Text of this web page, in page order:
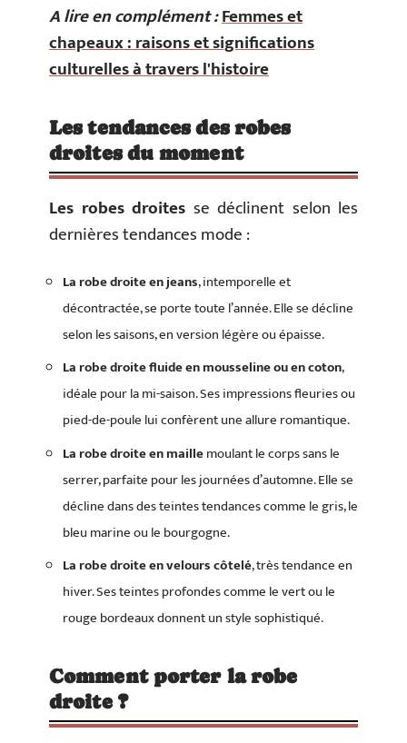
A lire en complément :Femmes et
chapeaux : raisons et significations
culturelles à travers l'histoire
Les tendances des robes
droites du moment
Les robes droites se déclinent selon les
dernières tendances mode :
La robe droite en jeans, intemporelle et
décontractée, se porte toute l’année. Elle se décline
selon les saisons, en version légère ou épaisse.
La robe droite fluide en mousseline ou en coton,
idéale pour la mi-saison. Ses impressions fleuries ou
pied-de-poule lui confèrent une allure romantique.
La robe droite en maillemoulant le corps sans le
serrer, parfaite pour les journées d’automne. Elle se
décline dans des teintes tendances comme le gris, le
bleu marine ou le bourgogne.
La robe droite en velours côtelé, très tendance en
hiver. Ses teintes profondes comme le vert ou le
rouge bordeaux donnent un style sophistiqué.
Comment porter la robe
droite ?